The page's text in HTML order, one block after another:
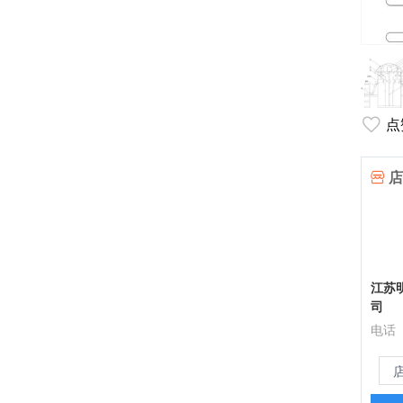
江苏
司
电话